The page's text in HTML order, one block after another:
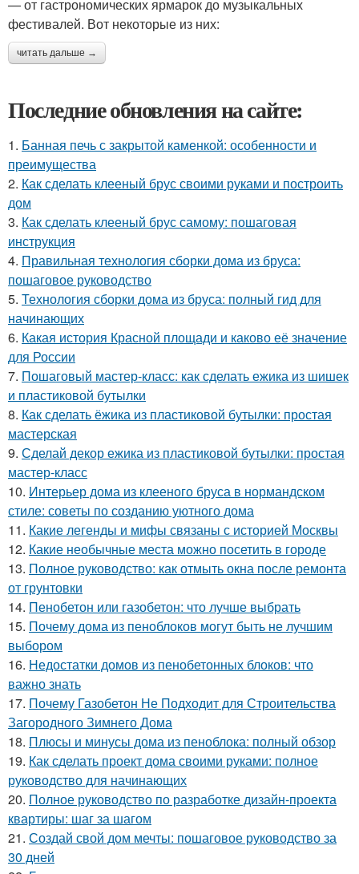
— от гастрономических ярмарок до музыкальных
фестивалей. Вот некоторые из них:
читать дальше →
Последние обновления на сайте:
1. Банная печь с закрытой каменкой: особенности и
преимущества
2. Как сделать клееный брус своими руками и построить
дом
3. Как сделать клееный брус самому: пошаговая
инструкция
4. Правильная технология сборки дома из бруса:
пошаговое руководство
5. Технология сборки дома из бруса: полный гид для
начинающих
6. Какая история Красной площади и каково её значение
для России
7. Пошаговый мастер-класс: как сделать ежика из шишек
и пластиковой бутылки
8. Как сделать ёжика из пластиковой бутылки: простая
мастерская
9. Сделай декор ежика из пластиковой бутылки: простая
мастер-класс
10. Интерьер дома из клееного бруса в нормандском
стиле: советы по созданию уютного дома
11. Какие легенды и мифы связаны с историей Москвы
12. Какие необычные места можно посетить в городе
13. Полное руководство: как отмыть окна после ремонта
от грунтовки
14. Пенобетон или газобетон: что лучше выбрать
15. Почему дома из пеноблоков могут быть не лучшим
выбором
16. Недостатки домов из пенобетонных блоков: что
важно знать
17. Почему Газобетон Не Подходит для Строительства
Загородного Зимнего Дома
18. Плюсы и минусы дома из пеноблока: полный обзор
19. Как сделать проект дома своими руками: полное
руководство для начинающих
20. Полное руководство по разработке дизайн-проекта
квартиры: шаг за шагом
21. Создай свой дом мечты: пошаговое руководство за
30 дней